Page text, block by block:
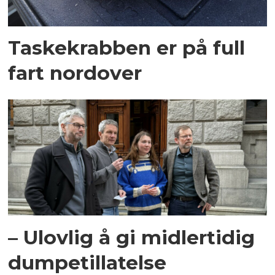
Taskekrabben er på full
fart nordover
– Ulovlig å gi midlertidig
dumpetillatelse